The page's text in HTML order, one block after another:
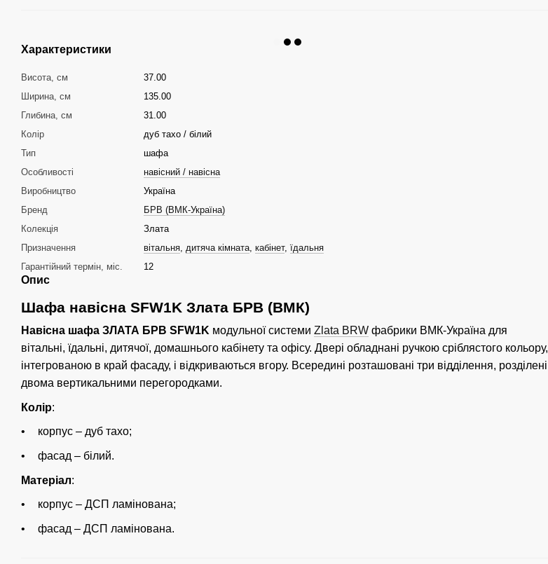
Характеристики
Висота, см
37.00
Ширина, см
135.00
Глибина, см
31.00
Колір
дуб тахо / білий
Тип
шафа
Особливості
навісний / навісна
Виробництво
Україна
Бренд
БРВ (ВМК-Україна)
Колекція
Злата
Призначення
вітальня, дитяча кімната, кабінет, їдальня
Гарантійний термін, міс.
12
Опис
Шафа навісна SFW1K Злата БРВ (ВМК)
Навісна шафа ЗЛАТА БРВ SFW1K модульної системи Zlata BRW фабрики ВМК-Україна для
вітальні, їдальні, дитячої, домашнього кабінету та офісу. Двері обладнані ручкою сріблястого кольору,
інтегрованою в край фасаду, і відкриваються вгору. Всередині розташовані три відділення, розділені
двома вертикальними перегородками.
Колір:
корпус – дуб тахо;
фасад – білий.
Матеріал:
корпус – ДСП ламінована;
фасад – ДСП ламінована.